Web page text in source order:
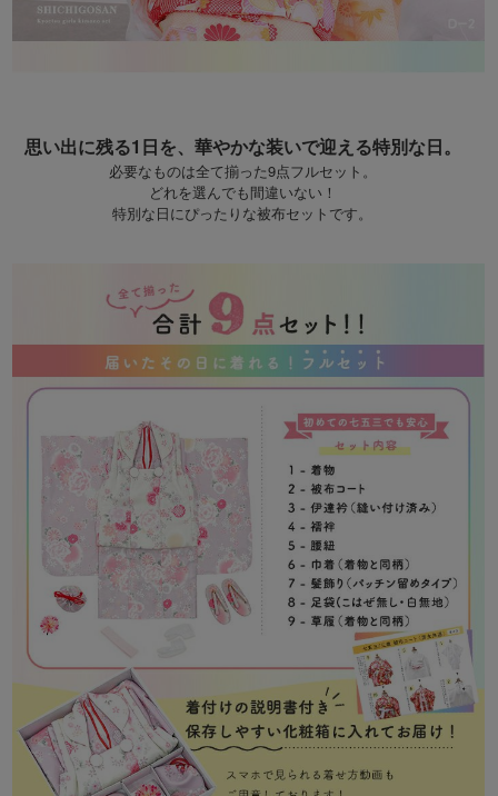
思い出に残る1日を、華やかな装いで迎える特別な日。
必要なものは全て揃った9点フルセット。
どれを選んでも間違いない！
特別な日にぴったりな被布セットです。